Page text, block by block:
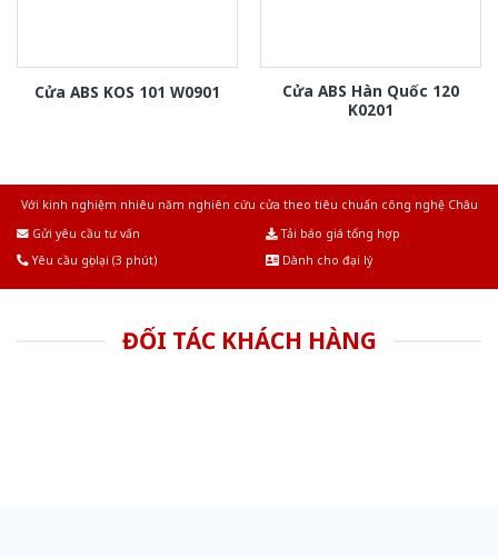
Cửa ABS KOS 101 W0901
Cửa ABS Hàn Quốc 120
K0201
Với kinh nghiệm nhiêu năm nghiên cứu cửa theo tiêu chuẩn công nghệ Châu
Gửi yêu cầu tư vấn
Tải báo giá tổng hợp
Yêu cầu gọi lại (3 phút)
Dành cho đại lý
ĐỐI TÁC KHÁCH HÀNG